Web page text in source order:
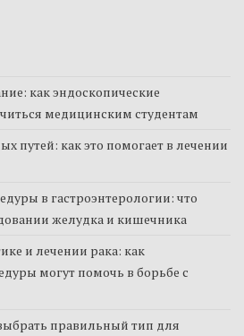
как эндоскопические
медицинским студентам
путей: как это помогает в лечении
в гастроэнтерологии: что
желудка и кишечника
и лечении рака: как
могут помочь в борьбе с
правильный тип для